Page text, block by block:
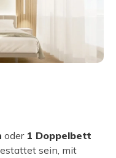
oder 1 Doppelbett
sein, mit